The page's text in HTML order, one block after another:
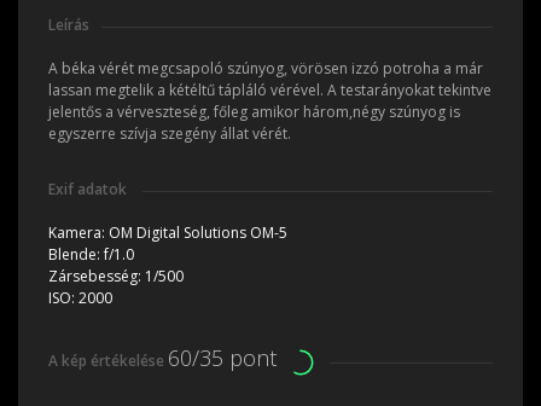
Leírás
A béka vérét megcsapoló szúnyog, vörösen izzó potroha a már
lassan megtelik a kétéltű tápláló vérével. A testarányokat tekintve
jelentős a vérveszteség, főleg amikor három,négy szúnyog is
egyszerre szívja szegény állat vérét.
Exif adatok
Kamera: OM Digital Solutions OM-5
Blende:f/1.0
Zársebesség: 1/500
ISO: 2000
A kép értékelése 60/35 pont